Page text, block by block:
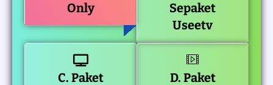
Only
Sepaket
Useetv
C. Paket D. Paket